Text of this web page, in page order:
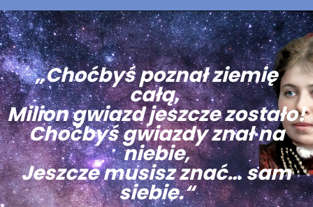
„Choćbyś poznał ziemię
całą,
Milion gwiazd jeszcze zostało!
Choćbyś gwiazdy znał na
niebie,
Jeszcze musisz znać… sam
siebie.“